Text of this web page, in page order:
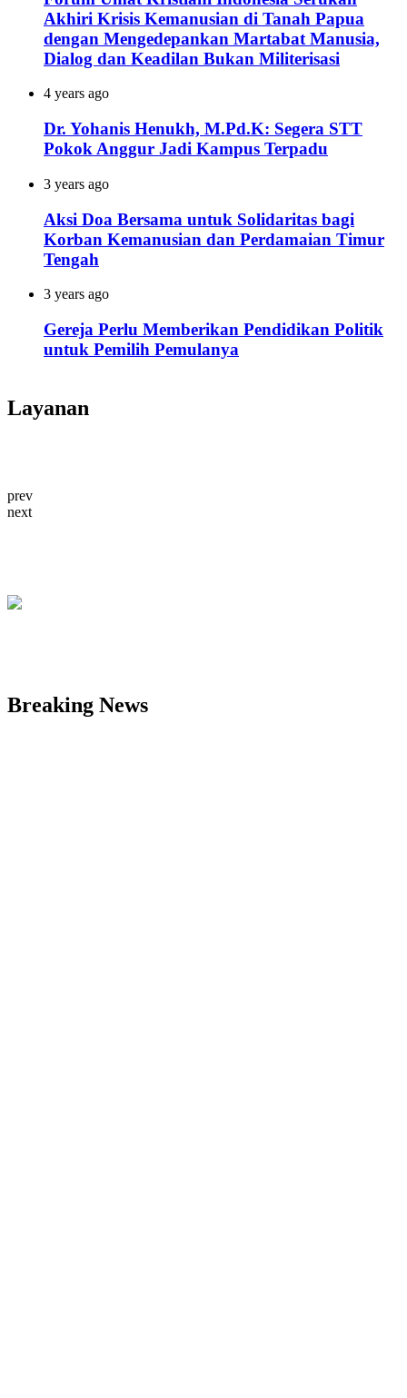
Akhiri Krisis Kemanusian di Tanah Papua
dengan Mengedepankan Martabat Manusia,
Dialog dan Keadilan Bukan Militerisasi
4 years ago
Dr. Yohanis Henukh, M.Pd.K: Segera STT
Pokok Anggur Jadi Kampus Terpadu
3 years ago
Aksi Doa Bersama untuk Solidaritas bagi
Korban Kemanusian dan Perdamaian Timur
Tengah
3 years ago
Gereja Perlu Memberikan Pendidikan Politik
untuk Pemilih Pemulanya
Layanan
prev
next